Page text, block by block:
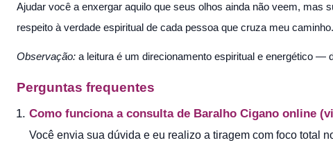
Ajudar você a enxergar aquilo que seus olhos ainda não veem, mas
respeito à verdade espiritual de cada pessoa que cruza meu caminho.
Observação: a leitura é um direcionamento espiritual e energético —
Perguntas frequentes
Como funciona a consulta de Baralho Cigano online
Você envia sua dúvida e eu realizo a tiragem com foco total